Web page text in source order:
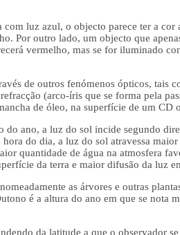
luz azul, o objecto parece ter a
Por outro lado, um objecto que
vermelho, mas se for iluminado
de outros fenómenos ópticos, tais
(arco-íris que se forma pela
de óleo, na superfície de um CD
do ano, a luz do sol incide segundo
do dia, a luz do sol atravessa
quantidade de água na atmosfera
da terra e maior difusão da luz
as árvores e outras
é a altura do ano em que se nota
da latitude a que o observador